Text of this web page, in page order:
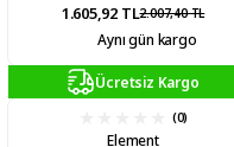
1.605,92 TL2.007,40 TL
Aynı gün kargo
Ücretsiz Kargo
(0)
Element